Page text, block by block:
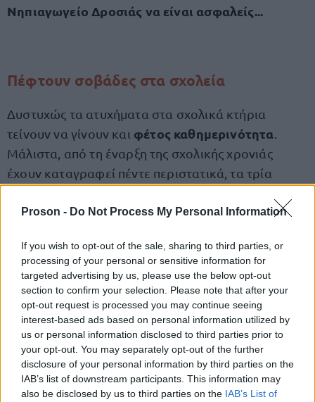
Proson - Do Not Process My Personal Information
If you wish to opt-out of the sale, sharing to third parties, or
processing of your personal or sensitive information for
targeted advertising by us, please use the below opt-out
section to confirm your selection. Please note that after your
opt-out request is processed you may continue seeing
interest-based ads based on personal information utilized by
us or personal information disclosed to third parties prior to
your opt-out. You may separately opt-out of the further
disclosure of your personal information by third parties on the
IAB’s list of downstream participants. This information may
also be disclosed by us to third parties on the IAB’s List of
Νηπιαγωγείο Δροσιάς να είναι ασφαλείς...
Πέφτουν σοβάδες στα σχολεία
Δυστυχώς τα ατυχήματα στα σχολικά κτήρια
τείνουν να γίνουν και φέτος καθημερινότητα
Μάλιστα, από τη έναρξη της σχολικής χρονιάς
έχουν καταγραφεί πέντε περιστατικά, τα τρία
τραυματίστηκε την ώρα που διέσχιζε τον
διάδρομοτου σχολείου όπου υπηρετεί όταν ένα
φωτιστικό ξεκόλλησε και έπεσε στο κεφάλι της.
Στις 26 Σεπτεμβρίου έπεσαν σοβάδες,την ώρα
του μαθήματος,σε συγκρότημα του3ου
γυμνασίου και 3ου λυκείου Θεσσαλονίκης.